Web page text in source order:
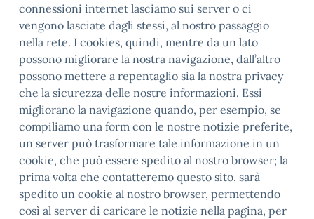
connessioni internet lasciamo sui server o ci
vengono lasciate dagli stessi, al nostro passaggio
nella rete. I cookies, quindi, mentre da un lato
possono migliorare la nostra navigazione, dall’altro
possono mettere a repentaglio sia la nostra privacy
che la sicurezza delle nostre informazioni. Essi
migliorano la navigazione quando, per esempio, se
compiliamo una form con le nostre notizie preferite,
un server può trasformare tale informazione in un
cookie, che può essere spedito al nostro browser; la
prima volta che contatteremo questo sito, sarà
spedito un cookie al nostro browser, permettendo
così al server di caricare le notizie nella pagina, per